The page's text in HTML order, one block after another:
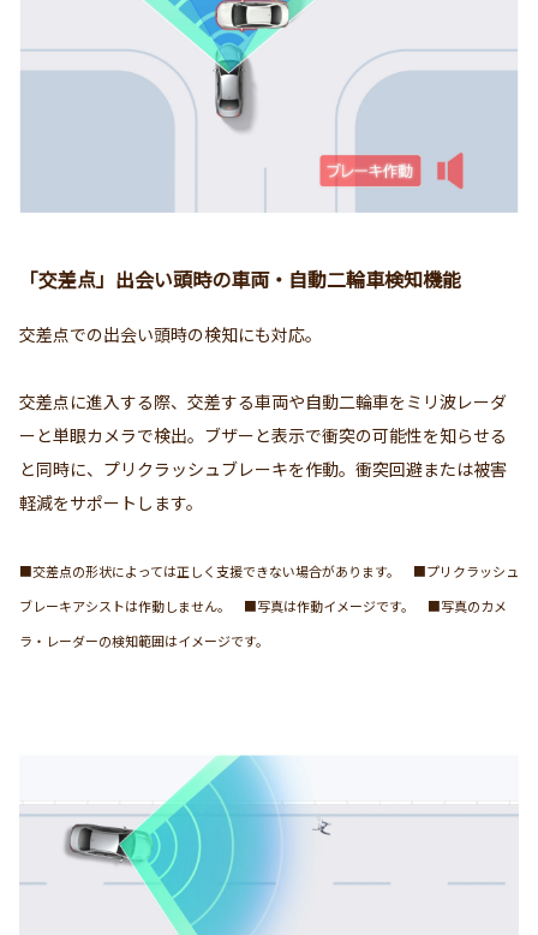
「交差点」出会い頭時の車両・自動二輪車検知機能
交差点での出会い頭時の検知にも対応。
交差点に進入する際、交差する車両や自動二輪車をミリ波レーダ
ーと単眼カメラで検出。ブザーと表示で衝突の可能性を知らせる
と同時に、プリクラッシュブレーキを作動。衝突回避または被害
軽減をサポートします。
■交差点の形状によっては正しく支援できない場合があります。 ■プリクラッシュ
ブレーキアシストは作動しません。 ■写真は作動イメージです。 ■写真のカメ
ラ・レーダーの検知範囲はイメージです。